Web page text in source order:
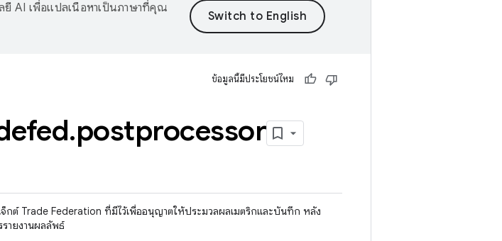
ยี AI เพื่อแปลเนื้อหาเป็นภาษาที่คุณ
ข้อมูลนี้มีประโยชน์ไหม
.postprocessor
กต์ Trade Federation ที่มีไว้เพื่ออนุญาตให้ประมวลผลเมตริกและบันทึก หลัง
ายงานผลลัพธ์